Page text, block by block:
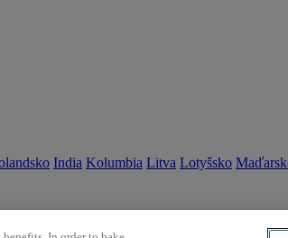
India Kolumbia Litva Lotyšsko